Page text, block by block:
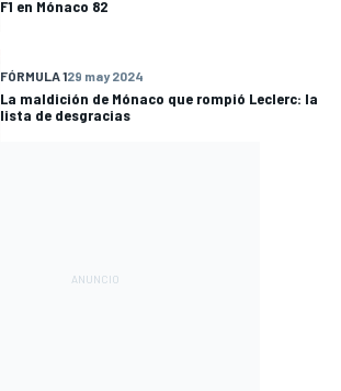
F1 en Mónaco 82
FÓRMULA 129 may 2024
La maldición de Mónaco que rompió Leclerc: la
lista de desgracias